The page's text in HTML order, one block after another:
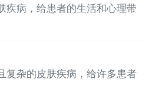
疾病，给患者的生活和心理带
复杂的皮肤疾病，给许多患者